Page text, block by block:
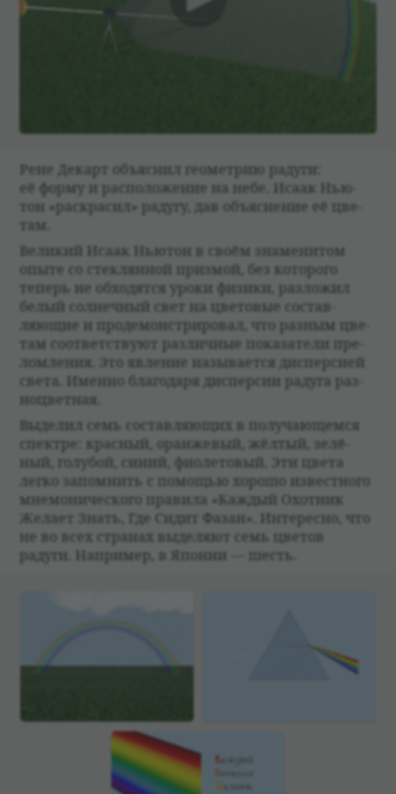
Рене Декарт объяс­нил геомет­рию радуги:
её форму и рас­по­ложе­ние на небе. Исаак Нью­
тон «рас­кра­сил» радугу, дав объяс­не­ние её цве­
там.
Вели­кий Исаак Нью­тон в своём знаме­ни­том
опыте со стек­лян­ной призмой, без кото­рого
теперь не обхо­дятся уроки физики, раз­ложил
белый сол­неч­ный свет на цве­то­вые состав­
ляющие и про­де­мон­стри­ро­вал, что раз­ным цве­
там соот­вет­ствуют раз­лич­ные пока­за­тели пре­
лом­ле­ния. Это явле­ние назы­ва­ется диспер­сией
света. Именно благо­даря диспер­сии радуга раз­
ноцвет­ная.
Выде­лил семь состав­ляющих в полу­чающемся
спек­тре: крас­ный, оран­же­вый, жёл­тый, зелё­
ный, голу­бой, синий, фио­ле­то­вый. Эти цвета
легко запом­нить с помощью хорошо извест­ного
мне­мо­ни­че­ского пра­вила «Каж­дый Охот­ник
Желает Знать, Где Сидит Фазан». Инте­ресно, что
не во всех стра­нах выде­ляют семь цве­тов
радуги. Напри­мер, в Япо­нии — шесть.